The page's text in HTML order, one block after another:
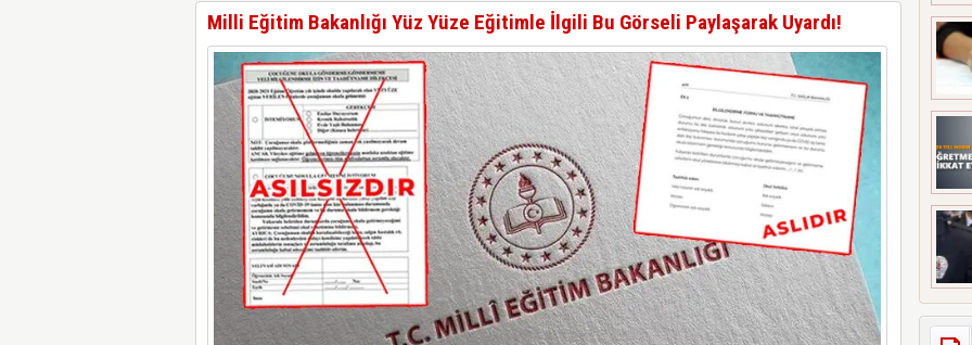
Milli Eğitim Bakanlığı Yüz Yüze Eğitimle İlgili Bu Görseli Paylaşarak Uyardı!